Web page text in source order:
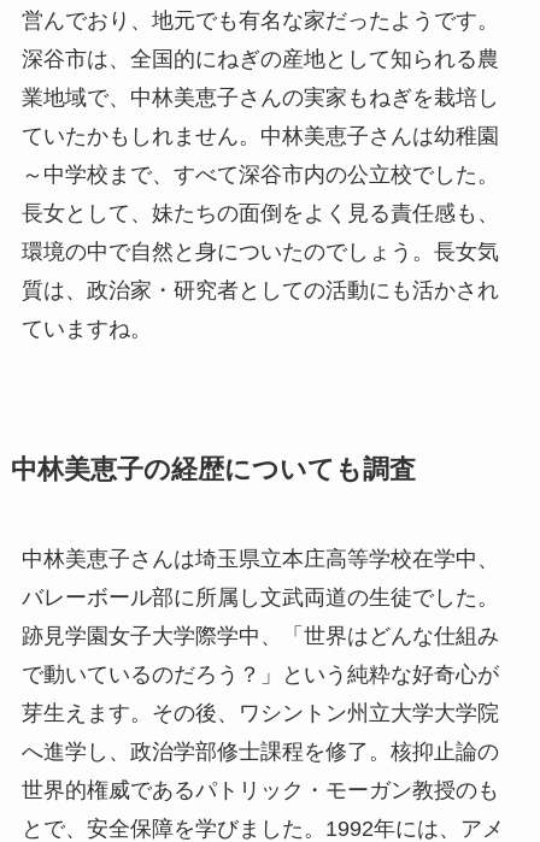
営んでおり、地元でも有名な家だったようです。
深谷市は、全国的にねぎの産地として知られる農
業地域で、中林美恵子さんの実家もねぎを栽培し
ていたかもしれません。中林美恵子さんは幼稚園
～中学校まで、すべて深谷市内の公立校でした。
長女として、妹たちの面倒をよく見る責任感も、
環境の中で自然と身についたのでしょう。長女気
質は、政治家・研究者としての活動にも活かされ
ていますね。
中林美恵子の経歴についても調査
中林美恵子さんは埼玉県立本庄高等学校在学中、
バレーボール部に所属し文武両道の生徒でした。
跡見学園女子大学際学中、「世界はどんな仕組み
で動いているのだろう？」という純粋な好奇心が
芽生えます。その後、ワシントン州立大学大学院
へ進学し、政治学部修士課程を修了。核抑止論の
世界的権威であるパトリック・モーガン教授のも
とで、安全保障を学びました。1992年には、アメ